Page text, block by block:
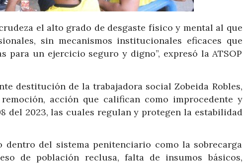
el alto grado de desgaste físico y mental al que
sin mecanismos institucionales eficaces que
un ejercicio seguro y digno”, expresó la ATSOP
destitución de la trabajadora social Zobeida Robles,
acción que califican como improcedente y
del 2023, las cuales regulan y protegen la estabilidad
del sistema penitenciario como la sobrecarga
de población reclusa, falta de insumos básicos,